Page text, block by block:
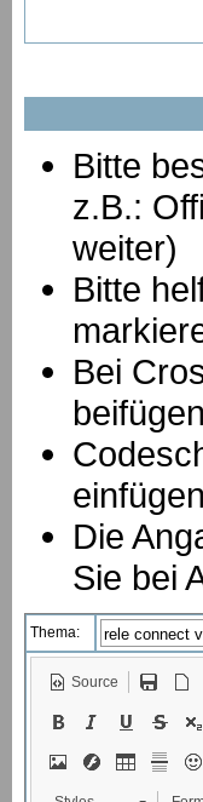
Bitte
z.B.:
weiter)
Bitte
Bei
einfügen
Die
Sie bei
Thema:
Source